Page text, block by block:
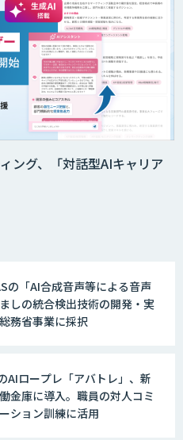
ング、「対話型AIキャリア
の「AI合成音声等による音声
しの統合検出技術の開発・実
務省事業に採択
AIロープレ「アバトレ」、新
金庫に導入。職員の対人コミ
ション訓練に活用